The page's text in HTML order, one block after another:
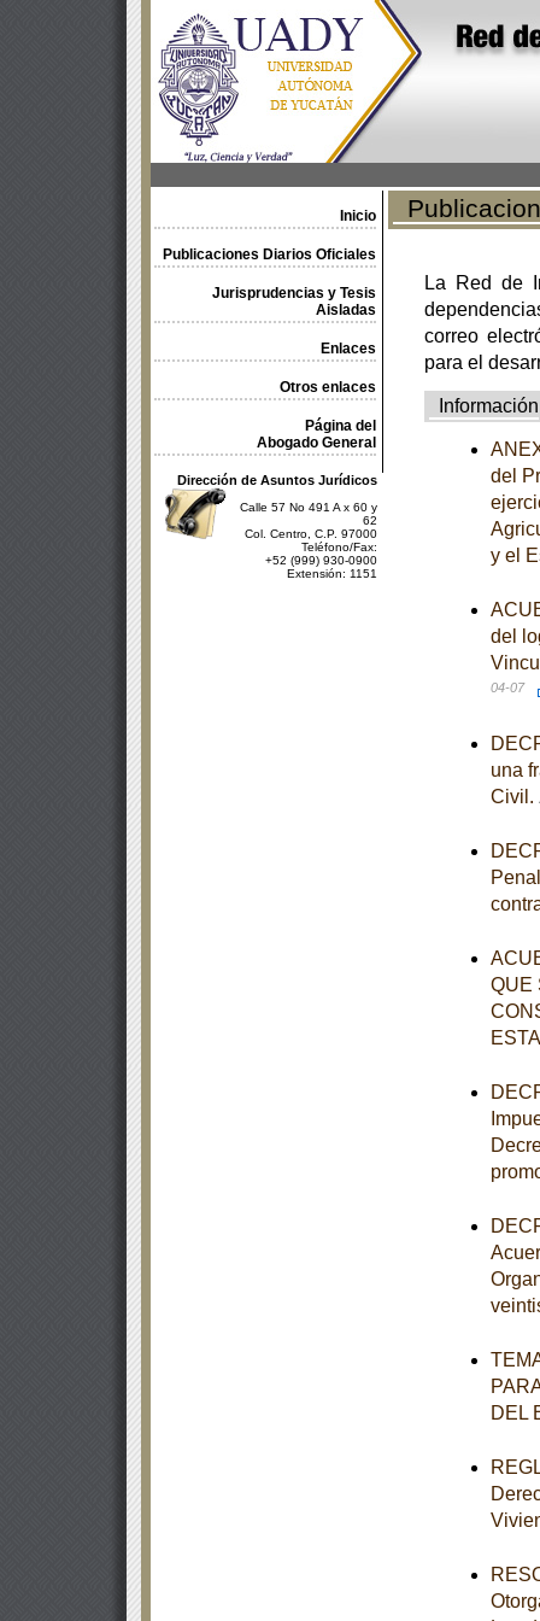
Inicio
Publicaciones Diarios Oficiales
Jurisprudencias y Tesis
Aisladas
Enlaces
Otros enlaces
Página del
Abogado General
Dirección de Asuntos Jurídicos
Calle 57 No 491 A x 60 y
62
Col. Centro, C.P. 97000
Teléfono/Fax:
+52 (999) 930-0900
Extensión: 1151
La Red de
correo
para el
Información
del
y el
del
04-07
una
Civil.
QUE
DEL